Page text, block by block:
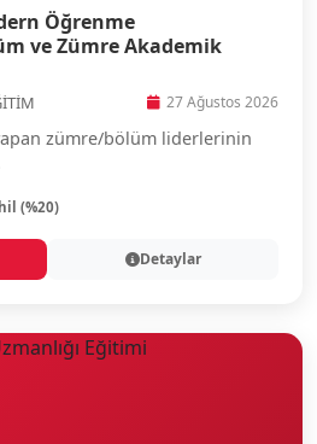
Öğrenme
ve Zümre Akademik
27 Ağustos 2026
zümre/bölüm liderlerinin
(%20)
Detaylar